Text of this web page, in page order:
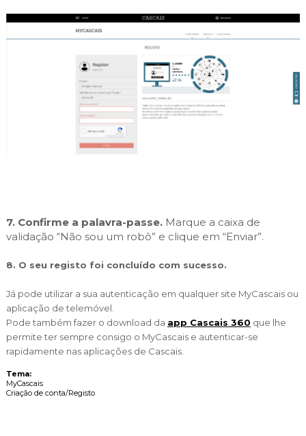
7. Confirme a palavra-passe.Marque a caixa de
validação “Não sou um robô” e clique em “Enviar”.
8. O seu registo foi concluído com sucesso.
Já pode utilizar a sua autenticação em qualquer site MyCascais ou
aplicação de telemóvel.
Pode também fazer o download da app Cascais 360 que lhe
permite ter sempre consigo o MyCascais e autenticar-se
rapidamente nas aplicações de Cascais.
Tema:
MyCascais
Criação de conta/Registo